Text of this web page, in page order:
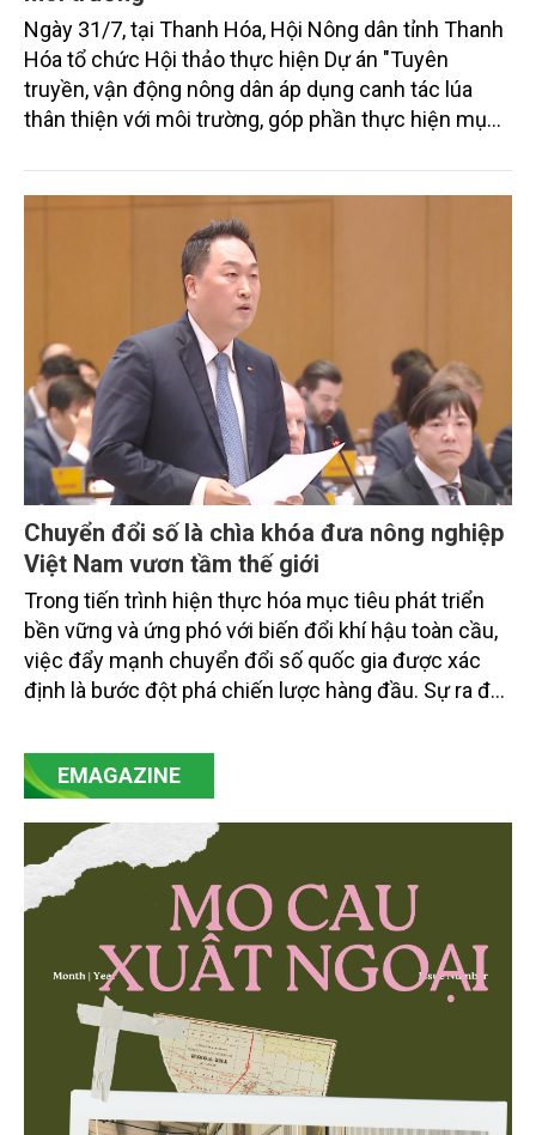
Ngày 31/7, tại Thanh Hóa, Hội Nông dân tỉnh Thanh
Hóa tổ chức Hội thảo thực hiện Dự án "Tuyên
truyền, vận động nông dân áp dụng canh tác lúa
thân thiện với môi trường, góp phần thực hiện mục
trình thu hút sự tham gia của đông đảo đại biểu đến
từ các cơ quan quản lý nhà nước, đơn vị nghiên cứu,
doanh nghiệp, hợp tác xã và nông dân đang trực
tiếp triển khai mô hình sản xuất lúa phát thải thấp.
Chuyển đổi số là chìa khóa đưa nông nghiệp
Việt Nam vươn tầm thế giới
Trong tiến trình hiện thực hóa mục tiêu phát triển
bền vững và ứng phó với biến đổi khí hậu toàn cầu,
việc đẩy mạnh chuyển đổi số quốc gia được xác
định là bước đột phá chiến lược hàng đầu. Sự ra đời
mạnh mẽ, thúc đẩy quá trình cải cách toàn diện,
minh bạch hóa chuỗi cung ứng và nâng cao hiệu
then chốt là nông nghiệp và môi trường.
EMAGAZINE